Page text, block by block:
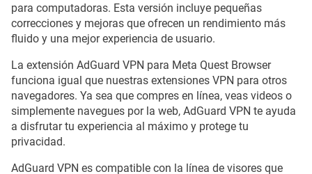
para computadoras. Esta versión incluye pequeñas
correcciones y mejoras que ofrecen un rendimiento más
fluido y una mejor experiencia de usuario.
La extensión AdGuard VPN para Meta Quest Browser
funciona igual que nuestras extensiones VPN para otros
navegadores. Ya sea que compres en línea, veas videos o
simplemente navegues por la web, AdGuard VPN te ayuda
a disfrutar tu experiencia al máximo y protege tu
privacidad.
AdGuard VPN es compatible con la línea de visores que